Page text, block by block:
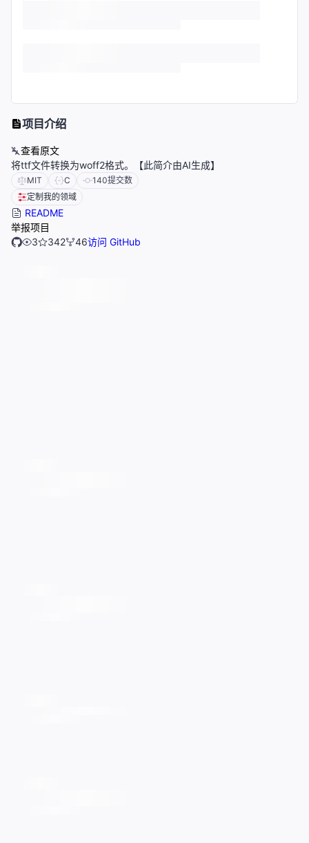
项目介绍
查看原文
将ttf文件转换为woff2格式。【此简介由AI生成】
MIT C 140提交数
定制我的领域
README
举报项目
3
342 46访问 GitHub